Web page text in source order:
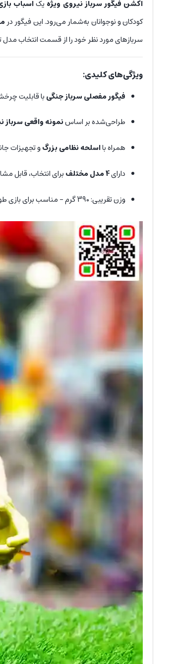
اکشن فیگور سرباز نیروی ویژه یکاسباب
کودکان و نوجوانان به‌شمار می‌رود. این فیگور در
سربازهای مورد نظر خود را از قسمت انتخاب
ویژگی‌های کلیدی:
فیگور مفصلی سرباز جنگی با قابلیت
طراحی‌شده بر اساسنمونه واقعی سرباز
همراه بااسلحه نظامی بزرگو تجهیزات
دارای4 مدل مختلف برای انتخاب، قابل
وزن تقریبی: 390 گرم – مناسب برای بازی طولانی‌مدت بدون خستگی کودک